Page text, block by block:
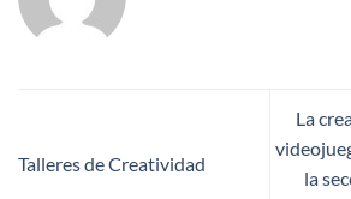
Talleres de Creatividad
La
la